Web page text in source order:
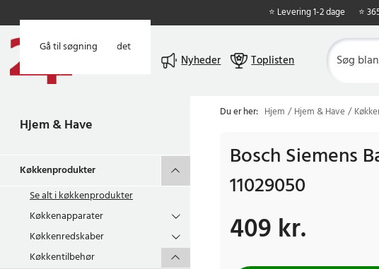
Gå til hovedindholdet
Gå til søgning
⭐ Levering 1-2 dage ⭐
Nyheder Toplisten
Hjem & Have
Køkkenprodukter
Se alt ikøkkenprodukter
Køkkenapparater
Køkkenredskaber
Køkkentilbehør
Du er her: Hjem Hjem & Have
Bosch Siemens
11029050
Pris:409 kr.
409 kr.